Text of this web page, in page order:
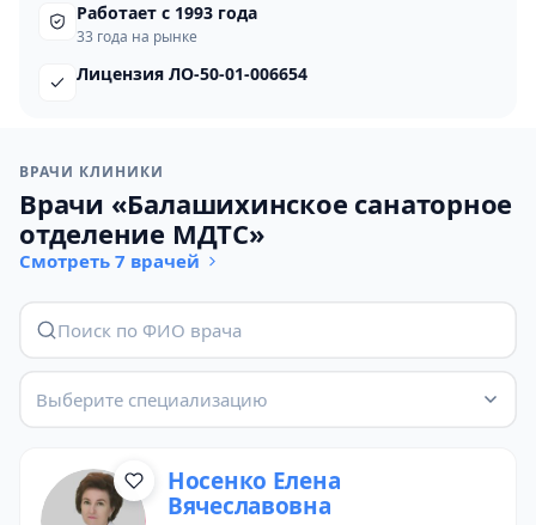
Работает с 1993 года
33 года на рынке
Лицензия ЛО-50-01-006654
ВРАЧИ КЛИНИКИ
Врачи «Балашихинское санаторное
отделение МДТС»
Смотреть 7 врачей
Выберите специализацию
Носенко Елена
Вячеславовна